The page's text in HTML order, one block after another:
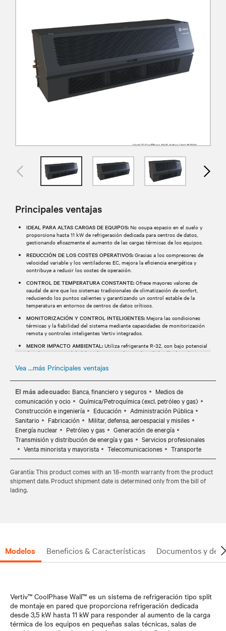
Principales ventajas
IDEAL PARA ALTAS CARGAS DE EQUIPOS: No ocupa espacio en el suelo y
proporciona hasta 11 kW de refrigeración dedicada para centros de datos,
gestionando eficazmente el aumento de las cargas térmicas de los equipos.
REDUCCIÓN DE LOS COSTES OPERATIVOS: Gracias a los compresores de
velocidad variable y los ventiladores EC, mejora la eficiencia energética y
contribuye a reducir los costes de operación.
CONTROL DE TEMPERATURA CONSTANTE: Ofrece mayores valores de
caudal de aire que los sistemas tradicionales de climatización de confort,
reduciendo los puntos calientes y garantizando un control estable de la
temperatura en entornos de centros de datos críticos.
MONITORIZACIÓN Y CONTROL INTELIGENTES: Mejora las condiciones
térmicas y la fiabilidad del sistema mediante capacidades de monitorización
remota y controles inteligentes Vertiv integrados.
MENOR IMPACTO AMBIENTAL: Utiliza refrigerante R-32, con bajo potencial
de calentamiento global (GWP), para ayudar a reducir la huella de carbono y
Vea …más Principales ventajas
El más adecuado: Banca, financiero y seguros
Medios de
comunicación y ocio
Química/Petroquímica (excl. petróleo y gas)
Construcción e ingeniería
Educación
Administración Pública
Sanitario
Fabricación
Militar, defensa, aeroespacial y misiles
Energía nuclear
Petróleo y gas
Generación de energía
Transmisión y distribución de energía y gas
Servicios profesionales
Venta minorista y mayorista
Telecomunicaciones Transporte
Garantía: This product comes with an 18-month warranty from the product
shipment date. Product shipment date is determined only from the bill of
lading.
Modelos Beneficios & Características Documentos y
Vertiv™ CoolPhase Wall™ es un sistema de refrigeración tipo split
de montaje en pared que proporciona refrigeración dedicada
desde 3,5 kW hasta 11 kW para responder al aumento de la carga
térmica de los equipos en pequeñas salas técnicas, salas de